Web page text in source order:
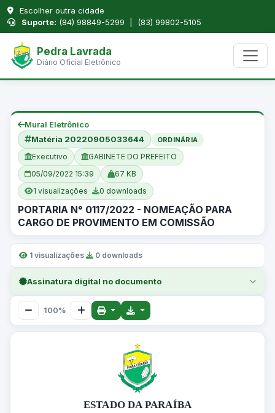
Escolher outra cidade
Suporte: (84) 98849-5299 | (83) 99802-5105
Pedra Lavrada
Diário Oficial Eletrônico
Mural Eletrônico
Matéria 20220905033644
ORDINÁRIA
Executivo
GABINETE DO PREFEITO
05/09/2022 15:39
67 KB
1 visualizações · 0 downloads
PORTARIA N° 0117/2022 - NOMEAÇÃO PARA
CARGO DE PROVIMENTO EM COMISSÃO
1 visualizações 0 downloads
Assinatura digital no documento
100%
ESTADO DA PARAÍBA